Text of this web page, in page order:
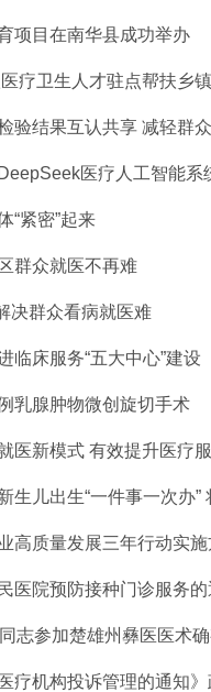
项目在南华县成功举办
疗卫生人才驻点帮扶乡镇
验结果互认共享 减轻群众
医疗人工智能系
“紧密”起来
群众就医不再难
决群众看病就医难
临床服务“五大中心”建设
乳腺肿物微创旋切手术
医新模式 有效提升医疗
生儿出生“一件事一次办”
高质量发展三年行动实
医院预防接种门诊服务
志参加楚雄州彝医医术
疗机构投诉管理的通知